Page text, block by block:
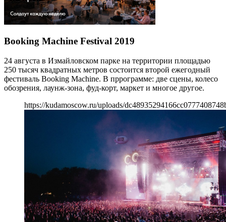
Booking Machine Festival 2019
24 августа в Измайловском парке на территории площадью
250 тысяч квадратных метров состоится второй ежегодный
фестиваль Booking Machine. В пррограмме: две сцены, колесо
обозрения, лаунж-зона, фуд-корт, маркет и многое другое.
https://kudamoscow.ru/uploads/